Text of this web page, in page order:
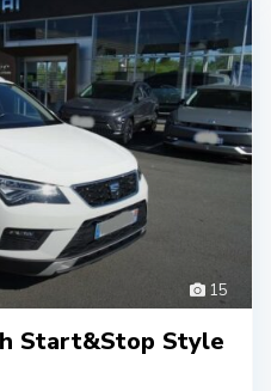
15
Start&Stop Style